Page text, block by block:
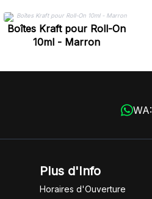
Boîtes Kraft pour Roll-On
10ml - Marron
WA:
Plus d'Info
Horaires d'Ouverture